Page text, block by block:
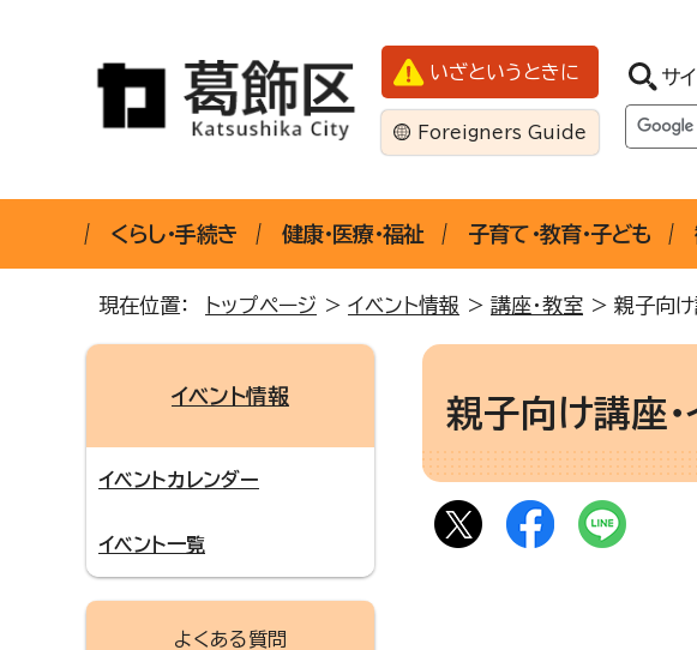
いざというときに
Foreigners Guide
サ
くらし・手続き 健康・医療・福祉 子育て・教育・子ども
現在位置： トップページ > イベント情報 > 講座・教室 > 親子向け
親子向け講座・
イベント情報
イベントカレンダー
イベント一覧
よくある質問